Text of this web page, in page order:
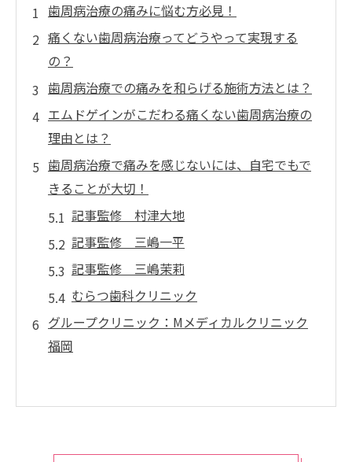
歯周病治療の痛みに悩む方必見！
痛くない歯周病治療ってどうやって実現する
の？
歯周病治療での痛みを和らげる施術方法とは？
エムドゲインがこだわる痛くない歯周病治療の
理由とは？
歯周病治療で痛みを感じないには、自宅でもで
きることが大切！
記事監修 村津大地
記事監修 三嶋一平
記事監修 三嶋茉莉
むらつ歯科クリニック
グループクリニック：Mメディカルクリニック
福岡